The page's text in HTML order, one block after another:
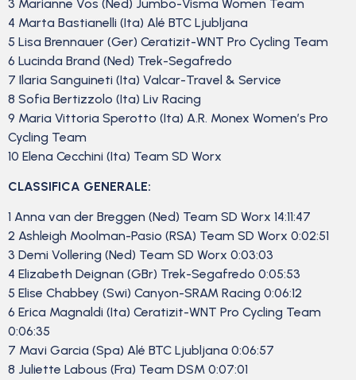
3 Marianne Vos (Ned) Jumbo-Visma Women Team
4 Marta Bastianelli (Ita) Alé BTC Ljubljana
5 Lisa Brennauer (Ger) Ceratizit-WNT Pro Cycling Team
6 Lucinda Brand (Ned) Trek-Segafredo
7 Ilaria Sanguineti (Ita) Valcar-Travel & Service
8 Sofia Bertizzolo (Ita) Liv Racing
9 Maria Vittoria Sperotto (Ita) A.R. Monex Women’s Pro
Cycling Team
10 Elena Cecchini (Ita) Team SD Worx
CLASSIFICA GENERALE:
1 Anna van der Breggen (Ned) Team SD Worx 14:11:47
2 Ashleigh Moolman-Pasio (RSA) Team SD Worx 0:02:51
3 Demi Vollering (Ned) Team SD Worx 0:03:03
4 Elizabeth Deignan (GBr) Trek-Segafredo 0:05:53
5 Elise Chabbey (Swi) Canyon-SRAM Racing 0:06:12
6 Erica Magnaldi (Ita) Ceratizit-WNT Pro Cycling Team
0:06:35
7 Mavi Garcia (Spa) Alé BTC Ljubljana 0:06:57
8 Juliette Labous (Fra) Team DSM 0:07:01